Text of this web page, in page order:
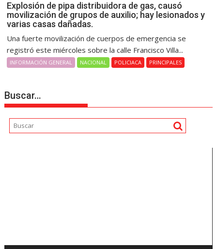
Explosión de pipa distribuidora de gas, causó
movilización de grupos de auxilio; hay lesionados y
varias casas dañadas.
Una fuerte movilización de cuerpos de emergencia se
registró este miércoles sobre la calle Francisco Villa...
INFORMACIÓN GENERAL NACIONAL POLICIACA PRINCIPALES
Buscar…